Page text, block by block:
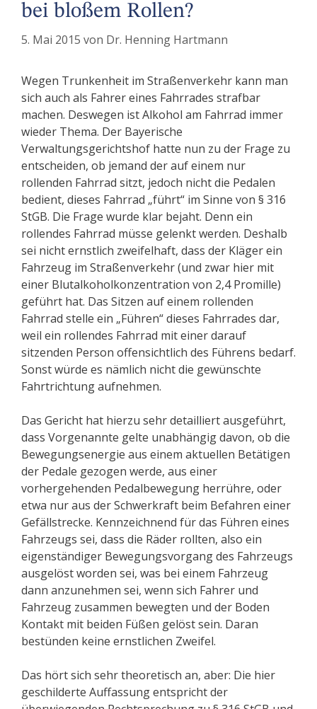
bei bloßem Rollen?
5. Mai 2015 von Dr. Henning Hartmann
Wegen Trunkenheit im Straßenverkehr kann man
sich auch als Fahrer eines Fahrrades strafbar
machen. Deswegen ist Alkohol am Fahrrad immer
wieder Thema. Der Bayerische
Verwaltungsgerichtshof hatte nun zu der Frage zu
entscheiden, ob jemand der auf einem nur
rollenden Fahrrad sitzt, jedoch nicht die Pedalen
bedient, dieses Fahrrad „führt“ im Sinne von § 316
StGB. Die Frage wurde klar bejaht. Denn ein
rollendes Fahrrad müsse gelenkt werden. Deshalb
sei nicht ernstlich zweifelhaft, dass der Kläger ein
Fahrzeug im Straßenverkehr (und zwar hier mit
einer Blutalkoholkonzentration von 2,4 Promille)
geführt hat. Das Sitzen auf einem rollenden
Fahrrad stelle ein „Führen“ dieses Fahrrades dar,
weil ein rollendes Fahrrad mit einer darauf
sitzenden Person offensichtlich des Führens bedarf.
Sonst würde es nämlich nicht die gewünschte
Fahrtrichtung aufnehmen.
Das Gericht hat hierzu sehr detailliert ausgeführt,
dass Vorgenannte gelte unabhängig davon, ob die
Bewegungsenergie aus einem aktuellen Betätigen
der Pedale gezogen werde, aus einer
vorhergehenden Pedalbewegung herrühre, oder
etwa nur aus der Schwerkraft beim Befahren einer
Gefällstrecke. Kennzeichnend für das Führen eines
Fahrzeugs sei, dass die Räder rollten, also ein
eigenständiger Bewegungsvorgang des Fahrzeugs
ausgelöst worden sei, was bei einem Fahrzeug
dann anzunehmen sei, wenn sich Fahrer und
Fahrzeug zusammen bewegten und der Boden
Kontakt mit beiden Füßen gelöst sein. Daran
bestünden keine ernstlichen Zweifel.
Das hört sich sehr theoretisch an, aber: Die hier
geschilderte Auffassung entspricht der